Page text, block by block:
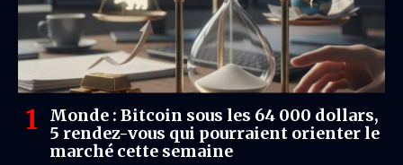
Monde : Bitcoin sous les 64 000 dollars,
5 rendez-vous qui pourraient orienter le
marché cette semaine